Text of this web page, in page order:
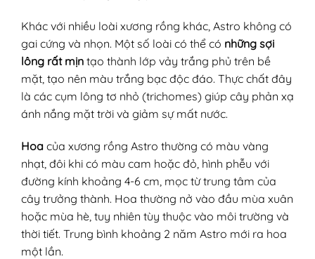
Khác với nhiều loài xương rồng khác, Astro không có
gai cứng và nhọn. Một số loài có thể có những sợi
lông rất mịn tạo thành lớp vảy trắng phủ trên bề
mặt, tạo nên màu trắng bạc độc đáo. Thực chất đây
là các cụm lông tơ nhỏ (trichomes) giúp cây phản xạ
ánh nắng mặt trời và giảm sự mất nước.
Hoa của xương rồng Astro thường có màu vàng
nhạt, đôi khi có màu cam hoặc đỏ, hình phễu với
đường kính khoảng 4-6 cm, mọc từ trung tâm của
cây trưởng thành. Hoa thường nở vào đầu mùa xuân
hoặc mùa hè, tuy nhiên tùy thuộc vào môi trường và
thời tiết. Trung bình khoảng 2 năm Astro mới ra hoa
một lần.